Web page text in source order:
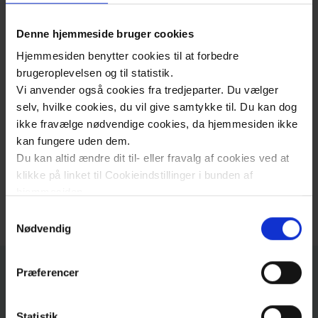
Denne hjemmeside bruger cookies
Hjemmesiden benytter cookies til at forbedre
brugeroplevelsen og til statistik.
Vi anvender også cookies fra tredjeparter. Du vælger
selv, hvilke cookies, du vil give samtykke til. Du kan dog
ikke fravælge nødvendige cookies, da hjemmesiden ikke
kan fungere uden dem.
Du kan altid ændre dit til- eller fravalg af cookies ved at
klikke på linket til Cookieindstillinger i bunden af
Læs mere om brugen af cookies på vores hjemmeside
Læs mere om vores behandling af personoplysninger
her.
Nødvendig
Præferencer
Flere informationer
projekthåndtering
Akkreditering
Bloddonation